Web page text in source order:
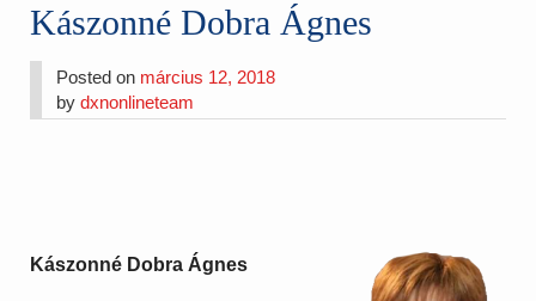
Kászonné Dobra Ágnes
Posted on március 12, 2018
bydxnonlineteam
Kászonné Dobra Ágnes